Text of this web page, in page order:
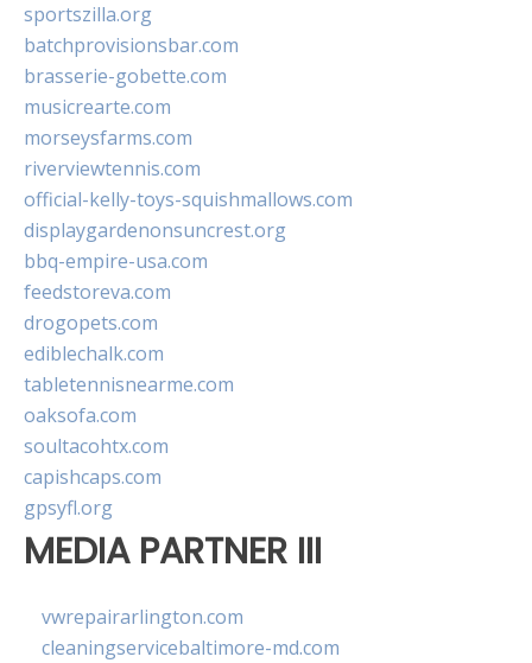
sportszilla.org
batchprovisionsbar.com
brasserie-gobette.com
musicrearte.com
morseysfarms.com
riverviewtennis.com
official-kelly-toys-squishmallows.com
displaygardenonsuncrest.org
bbq-empire-usa.com
feedstoreva.com
drogopets.com
ediblechalk.com
tabletennisnearme.com
oaksofa.com
soultacohtx.com
capishcaps.com
gpsyfl.org
MEDIA PARTNER III
vwrepairarlington.com
cleaningservicebaltimore-md.com